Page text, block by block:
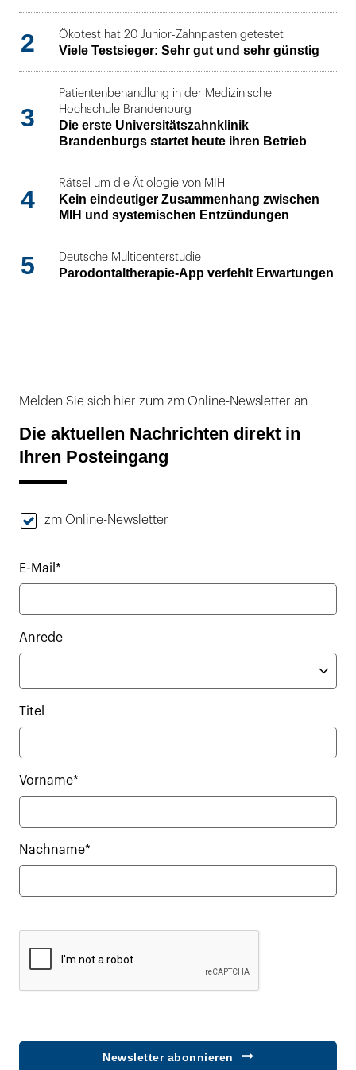
2 Ökotest hat 20 Junior-Zahnpasten getestet
Viele Testsieger: Sehr gut und sehr günstig
3
Patientenbehandlung in der Medizinische
Hochschule Brandenburg
Die erste Universitätszahnklinik
Brandenburgs startet heute ihren Betrieb
4
Rätsel um die Ätiologie von MIH
Kein eindeutiger Zusammenhang zwischen
MIH und systemischen Entzündungen
5 Deutsche Multicenterstudie
Parodontaltherapie-App verfehlt Erwartungen
Melden Sie sich hier zum zm Online-Newsletter an
Die aktuellen Nachrichten direkt in
Ihren Posteingang
zm Online-Newsletter
E-Mail*
Anrede
Titel
Vorname*
Nachname*
Newsletter abonnieren